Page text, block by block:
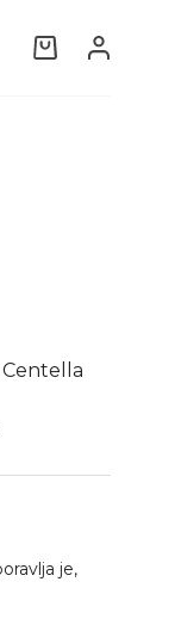
OPCIJE
je,